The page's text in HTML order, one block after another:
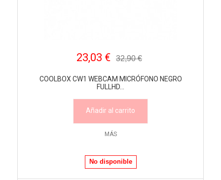
23,03 € 32,90 €
COOLBOX CW1 WEBCAM MICRÓFONO NEGRO
FULLHD...
Añadir al carrito
MÁS
No disponible